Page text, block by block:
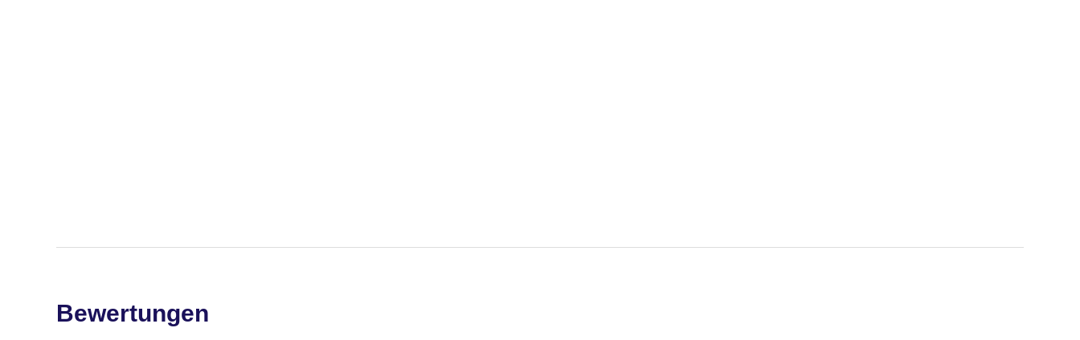
Bewertungen